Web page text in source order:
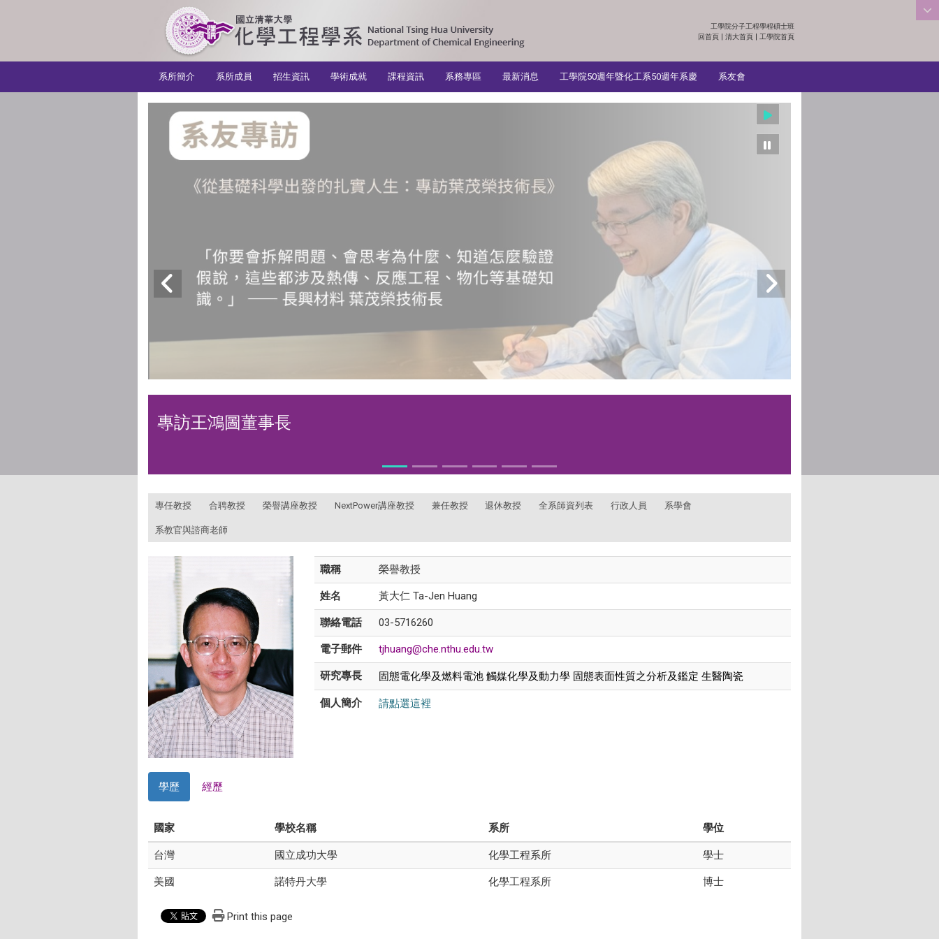
:::
工學院分子工程學程碩士班
回首頁 | 清大首頁 | 工學院首頁
系所簡介
系所成員 招生資訊 學術成就 課程資訊 系務專區 最新消息 工學院50週年暨化工系50週年系慶 系友會
專訪葉茂榮技術長
專任教授 合聘教授 榮譽講座教授 NextPower講座教授 兼任教授 退休教授 全系師資列表 行政人員 系學會
系教官與諮商老師
職稱 榮譽教授
姓名 黃大仁 Ta-Jen Huang
聯絡電話 03-5716260
電子郵件 tjhuang@che.nthu.edu.tw
研究專長 固態電化學及燃料電池 觸媒化學及動力學 固態表面性質之分析及鑑定 生醫陶瓷
個人簡介 請點選這裡
學歷 經歷
國家 學校名稱 系所 學位
台灣 國立成功大學 化學工程系所 學士
美國 諾特丹大學 化學工程系所 博士
Print this page